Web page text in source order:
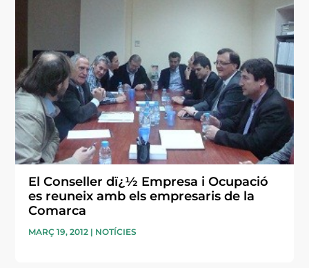
El Conseller dï¿½ Empresa i Ocupació
es reuneix amb els empresaris de la
Comarca
MARÇ 19, 2012 | NOTÍCIES